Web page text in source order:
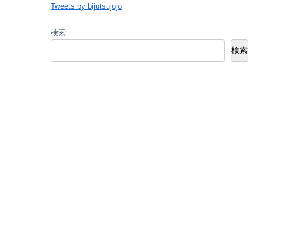
Tweets by bijutsujojo
検索
検索